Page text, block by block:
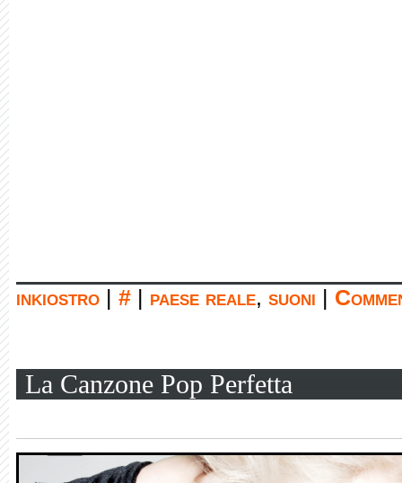
inkiostro # paese reale, suoni
La Canzone Pop Perfetta